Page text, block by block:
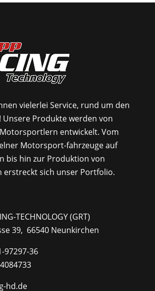
vielerlei Service, rund um den
Produkte werden von
entwickelt. Vom
Motorsport-fahrzeuge auf
bis hin zur Produktion von
erstreckt sich unser Portfolio.
TECHNOLOGY (GRT)
39, 66540 Neunkirchen
97297-36
hd.de